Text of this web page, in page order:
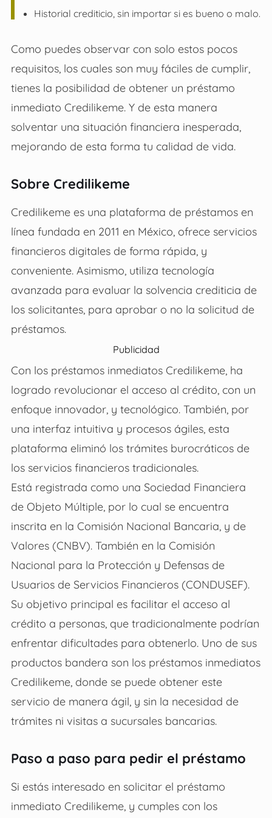
Historial crediticio, sin importar si es bueno o malo.
Como puedes observar con solo estos pocos
requisitos, los cuales son muy fáciles de cumplir,
tienes la posibilidad de obtener un préstamo
inmediato Credilikeme. Y de esta manera
solventar una situación financiera inesperada,
mejorando de esta forma tu calidad de vida.
Sobre Credilikeme
Credilikeme es una plataforma de préstamos en
línea fundada en 2011 en México, ofrece servicios
financieros digitales de forma rápida, y
conveniente. Asimismo, utiliza tecnología
avanzada para evaluar la solvencia crediticia de
los solicitantes, para aprobar o no la solicitud de
préstamos.
Publicidad
Con los préstamos inmediatos Credilikeme, ha
logrado revolucionar el acceso al crédito, con un
enfoque innovador, y tecnológico. También, por
una interfaz intuitiva y procesos ágiles, esta
plataforma eliminó los trámites burocráticos de
los servicios financieros tradicionales.
Está registrada como una Sociedad Financiera
de Objeto Múltiple, por lo cual se encuentra
inscrita en la Comisión Nacional Bancaria, y de
Valores (CNBV). También en la Comisión
Nacional para la Protección y Defensas de
Usuarios de Servicios Financieros (CONDUSEF).
Su objetivo principal es facilitar el acceso al
crédito a personas, que tradicionalmente podrían
enfrentar dificultades para obtenerlo. Uno de sus
productos bandera son los préstamos inmediatos
Credilikeme, donde se puede obtener este
servicio de manera ágil, y sin la necesidad de
trámites ni visitas a sucursales bancarias.
Paso a paso para pedir el préstamo
Si estás interesado en solicitar el préstamo
inmediato Credilikeme, y cumples con los